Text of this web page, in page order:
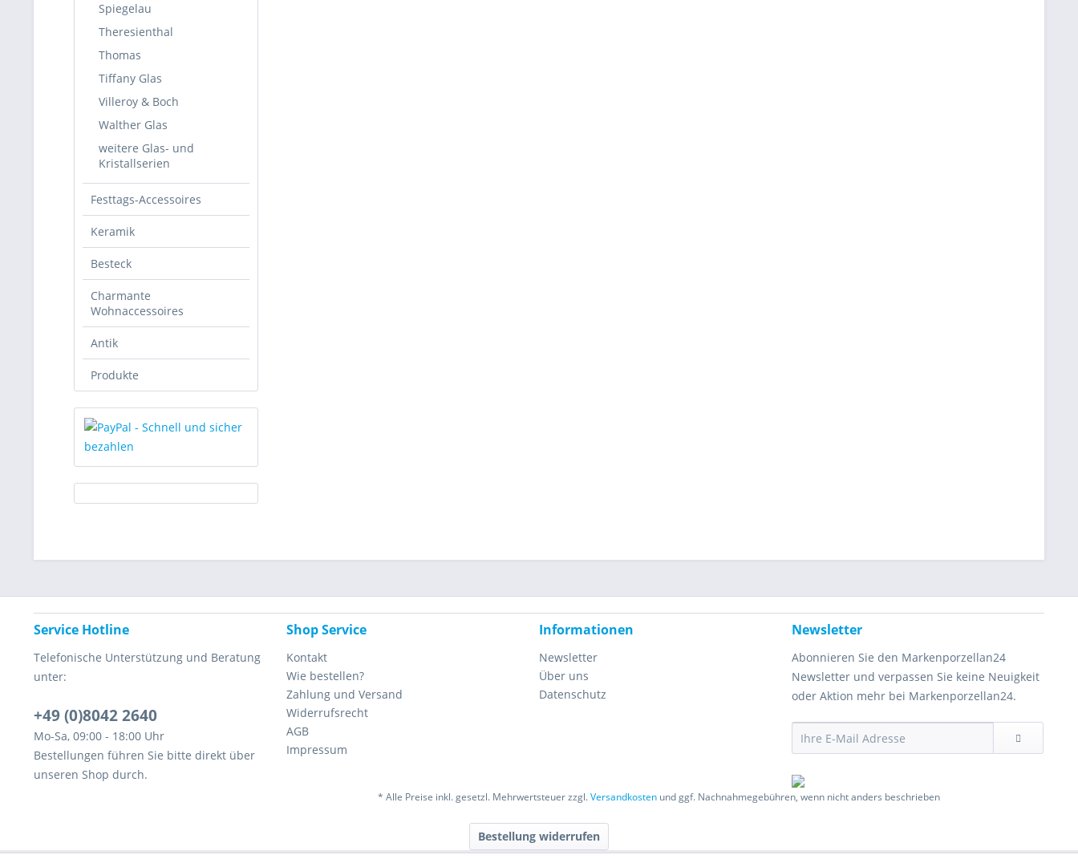
Spiegelau
Theresienthal
Thomas
Tiffany Glas
Villeroy & Boch
Walther Glas
weitere Glas- und
Kristallserien
Festtags-Accessoires
Keramik
Besteck
Charmante
Wohnaccessoires
Antik
Produkte
Service Hotline
Telefonische Unterstützung und Beratung
unter:
+49 (0)8042 2640
Mo-Sa, 09:00 - 18:00 Uhr
Bestellungen führen Sie bitte direkt über
unseren Shop durch.
Shop Service
Kontakt
Wie bestellen?
Zahlung und Versand
Widerrufsrecht
AGB
Impressum
Informationen
Newsletter
Über uns
Datenschutz
Newsletter
Abonnieren Sie den Markenporzellan24
Newsletter und verpassen Sie keine Neuigkeit
oder Aktion mehr bei Markenporzellan24.
* Alle Preise inkl. gesetzl. Mehrwertsteuer zzgl.Versandkosten und ggf. Nachnahmegebühren, wenn nicht anders beschrieben
Bestellung widerrufen